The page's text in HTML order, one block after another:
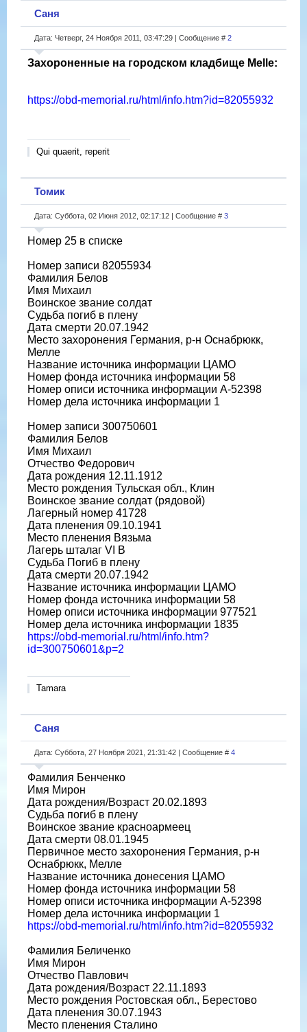
Саня
Дата: Четверг, 24 Ноября 2011, 03:47:29 | Сообщение # 2
Захороненные на городском кладбище Melle:
https://obd-memorial.ru/html/info.htm?id=82055932
Qui quaerit, reperit
Томик
Дата: Суббота, 02 Июня 2012, 02:17:12 | Сообщение # 3
Номер 25 в списке
Номер записи 82055934
Фамилия Белов
Имя Михаил
Воинское звание солдат
Судьба погиб в плену
Дата смерти 20.07.1942
Место захоронения Германия, р-н Оснабрюкк,
Мелле
Название источника информации ЦАМО
Номер фонда источника информации 58
Номер описи источника информации A-52398
Номер дела источника информации 1
Номер записи 300750601
Фамилия Белов
Имя Михаил
Отчество Федорович
Дата рождения 12.11.1912
Место рождения Тульская обл., Клин
Воинское звание солдат (рядовой)
Лагерный номер 41728
Дата пленения 09.10.1941
Место пленения Вязьма
Лагерь шталаг VI B
Судьба Погиб в плену
Дата смерти 20.07.1942
Название источника информации ЦАМО
Номер фонда источника информации 58
Номер описи источника информации 977521
Номер дела источника информации 1835
https://obd-memorial.ru/html/info.htm?
id=300750601&p=2
Tamara
Саня
Дата: Суббота, 27 Ноября 2021, 21:31:42 | Сообщение # 4
Фамилия Бенченко
Имя Мирон
Дата рождения/Возраст 20.02.1893
Судьба погиб в плену
Воинское звание красноармеец
Дата смерти 08.01.1945
Первичное место захоронения Германия, р-н
Оснабрюкк, Мелле
Название источника донесения ЦАМО
Номер фонда источника информации 58
Номер описи источника информации A-52398
Номер дела источника информации 1
https://obd-memorial.ru/html/info.htm?id=82055932
Фамилия Беличенко
Имя Мирон
Отчество Павлович
Дата рождения/Возраст 22.11.1893
Место рождения Ростовская обл., Берестово
Дата пленения 30.07.1943
Место пленения Сталино